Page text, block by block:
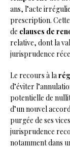
ans, l’acte
prescription.
de clauses de
relative, dont la
jurisprudence
Le recours à la
d’éviter
potentielle de
d’un nouvel
purgée de ses
jurisprudence
notamment dans